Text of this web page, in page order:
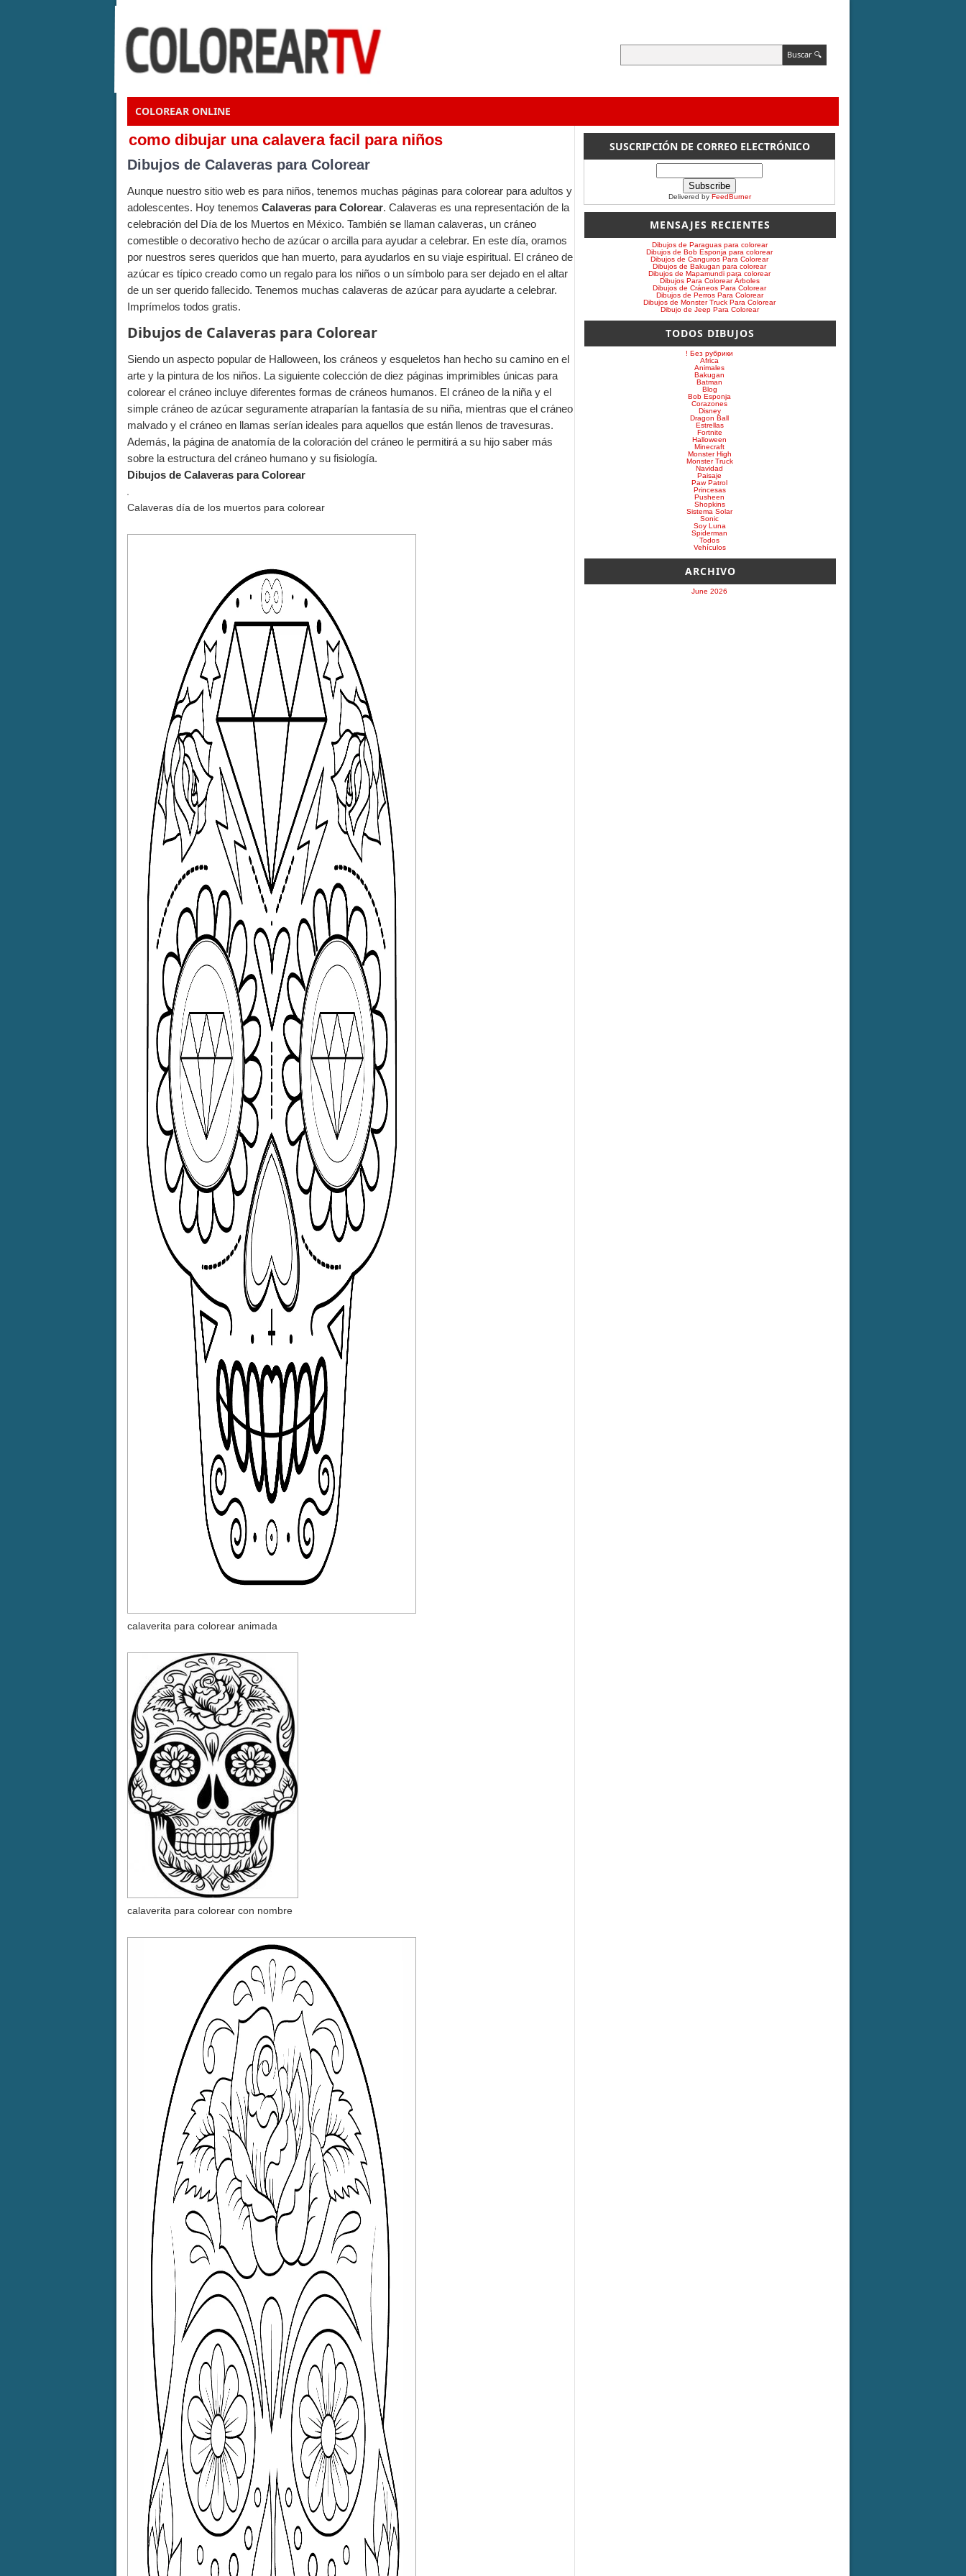
COLOREAR ONLINE
como dibujar una calavera facil para niños
Dibujos de Calaveras para Colorear
Aunque nuestro sitio web es para niños, tenemos muchas páginas para colorear para adultos y
adolescentes. Hoy tenemos Calaveras para Colorear. Calaveras es una representación de la
celebración del Día de los Muertos en México. También se llaman calaveras, un cráneo
comestible o decorativo hecho de azúcar o arcilla para ayudar a celebrar. En este día, oramos
por nuestros seres queridos que han muerto, para ayudarlos en su viaje espiritual. El cráneo de
azúcar es típico creado como un regalo para los niños o un símbolo para ser dejado en el altar
de un ser querido fallecido. Tenemos muchas calaveras de azúcar para ayudarte a celebrar.
Imprímelos todos gratis.
Dibujos de Calaveras para Colorear
Siendo un aspecto popular de Halloween, los cráneos y esqueletos han hecho su camino en el
arte y la pintura de los niños. La siguiente colección de diez páginas imprimibles únicas para
colorear el cráneo incluye diferentes formas de cráneos humanos. El cráneo de la niña y el
simple cráneo de azúcar seguramente atraparían la fantasía de su niña, mientras que el cráneo
malvado y el cráneo en llamas serían ideales para aquellos que están llenos de travesuras.
Además, la página de anatomía de la coloración del cráneo le permitirá a su hijo saber más
sobre la estructura del cráneo humano y su fisiología.
Dibujos de Calaveras para Colorear
Calaveras día de los muertos para colorear
calaverita para colorear animada
calaverita para colorear con nombre
SUSCRIPCIÓN DE CORREO ELECTRÓNICO
Delivered by FeedBurner
MENSAJES RECIENTES
Dibujos de Paraguas para colorear
Dibujos de Bob Esponja para colorear
Dibujos de Canguros Para Colorear
Dibujos de Bakugan para colorear
Dibujos de Mapamundi para colorear
Dibujos Para Colorear Árboles
Dibujos de Cráneos Para Colorear
Dibujos de Perros Para Colorear
Dibujos de Monster Truck Para Colorear
Dibujo de Jeep Para Colorear
TODOS DIBUJOS
! Без рубрики
Africa
Animales
Bakugan
Batman
Blog
Bob Esponja
Corazones
Disney
Dragon Ball
Estrellas
Fortnite
Halloween
Minecraft
Monster High
Monster Truck
Navidad
Paisaje
Paw Patrol
Princesas
Pusheen
Shopkins
Sistema Solar
Sonic
Soy Luna
Spiderman
Todos
Vehículos
ARCHIVO
June 2026